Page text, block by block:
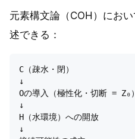
元素構文論（COH）にお
述できる：
C（疎水・閉）
↓
Oの導入（極性化・切断 = Z₀）
↓
H（水環境）への開放
↓